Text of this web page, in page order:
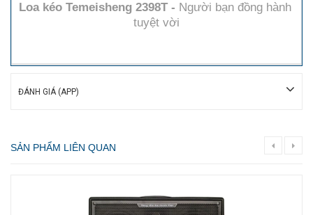
Loa kéo Temeisheng 2398T - Người bạn đồng hành
tuyệt vời
ĐÁNH GIÁ (APP)
SẢN PHẨM LIÊN QUAN